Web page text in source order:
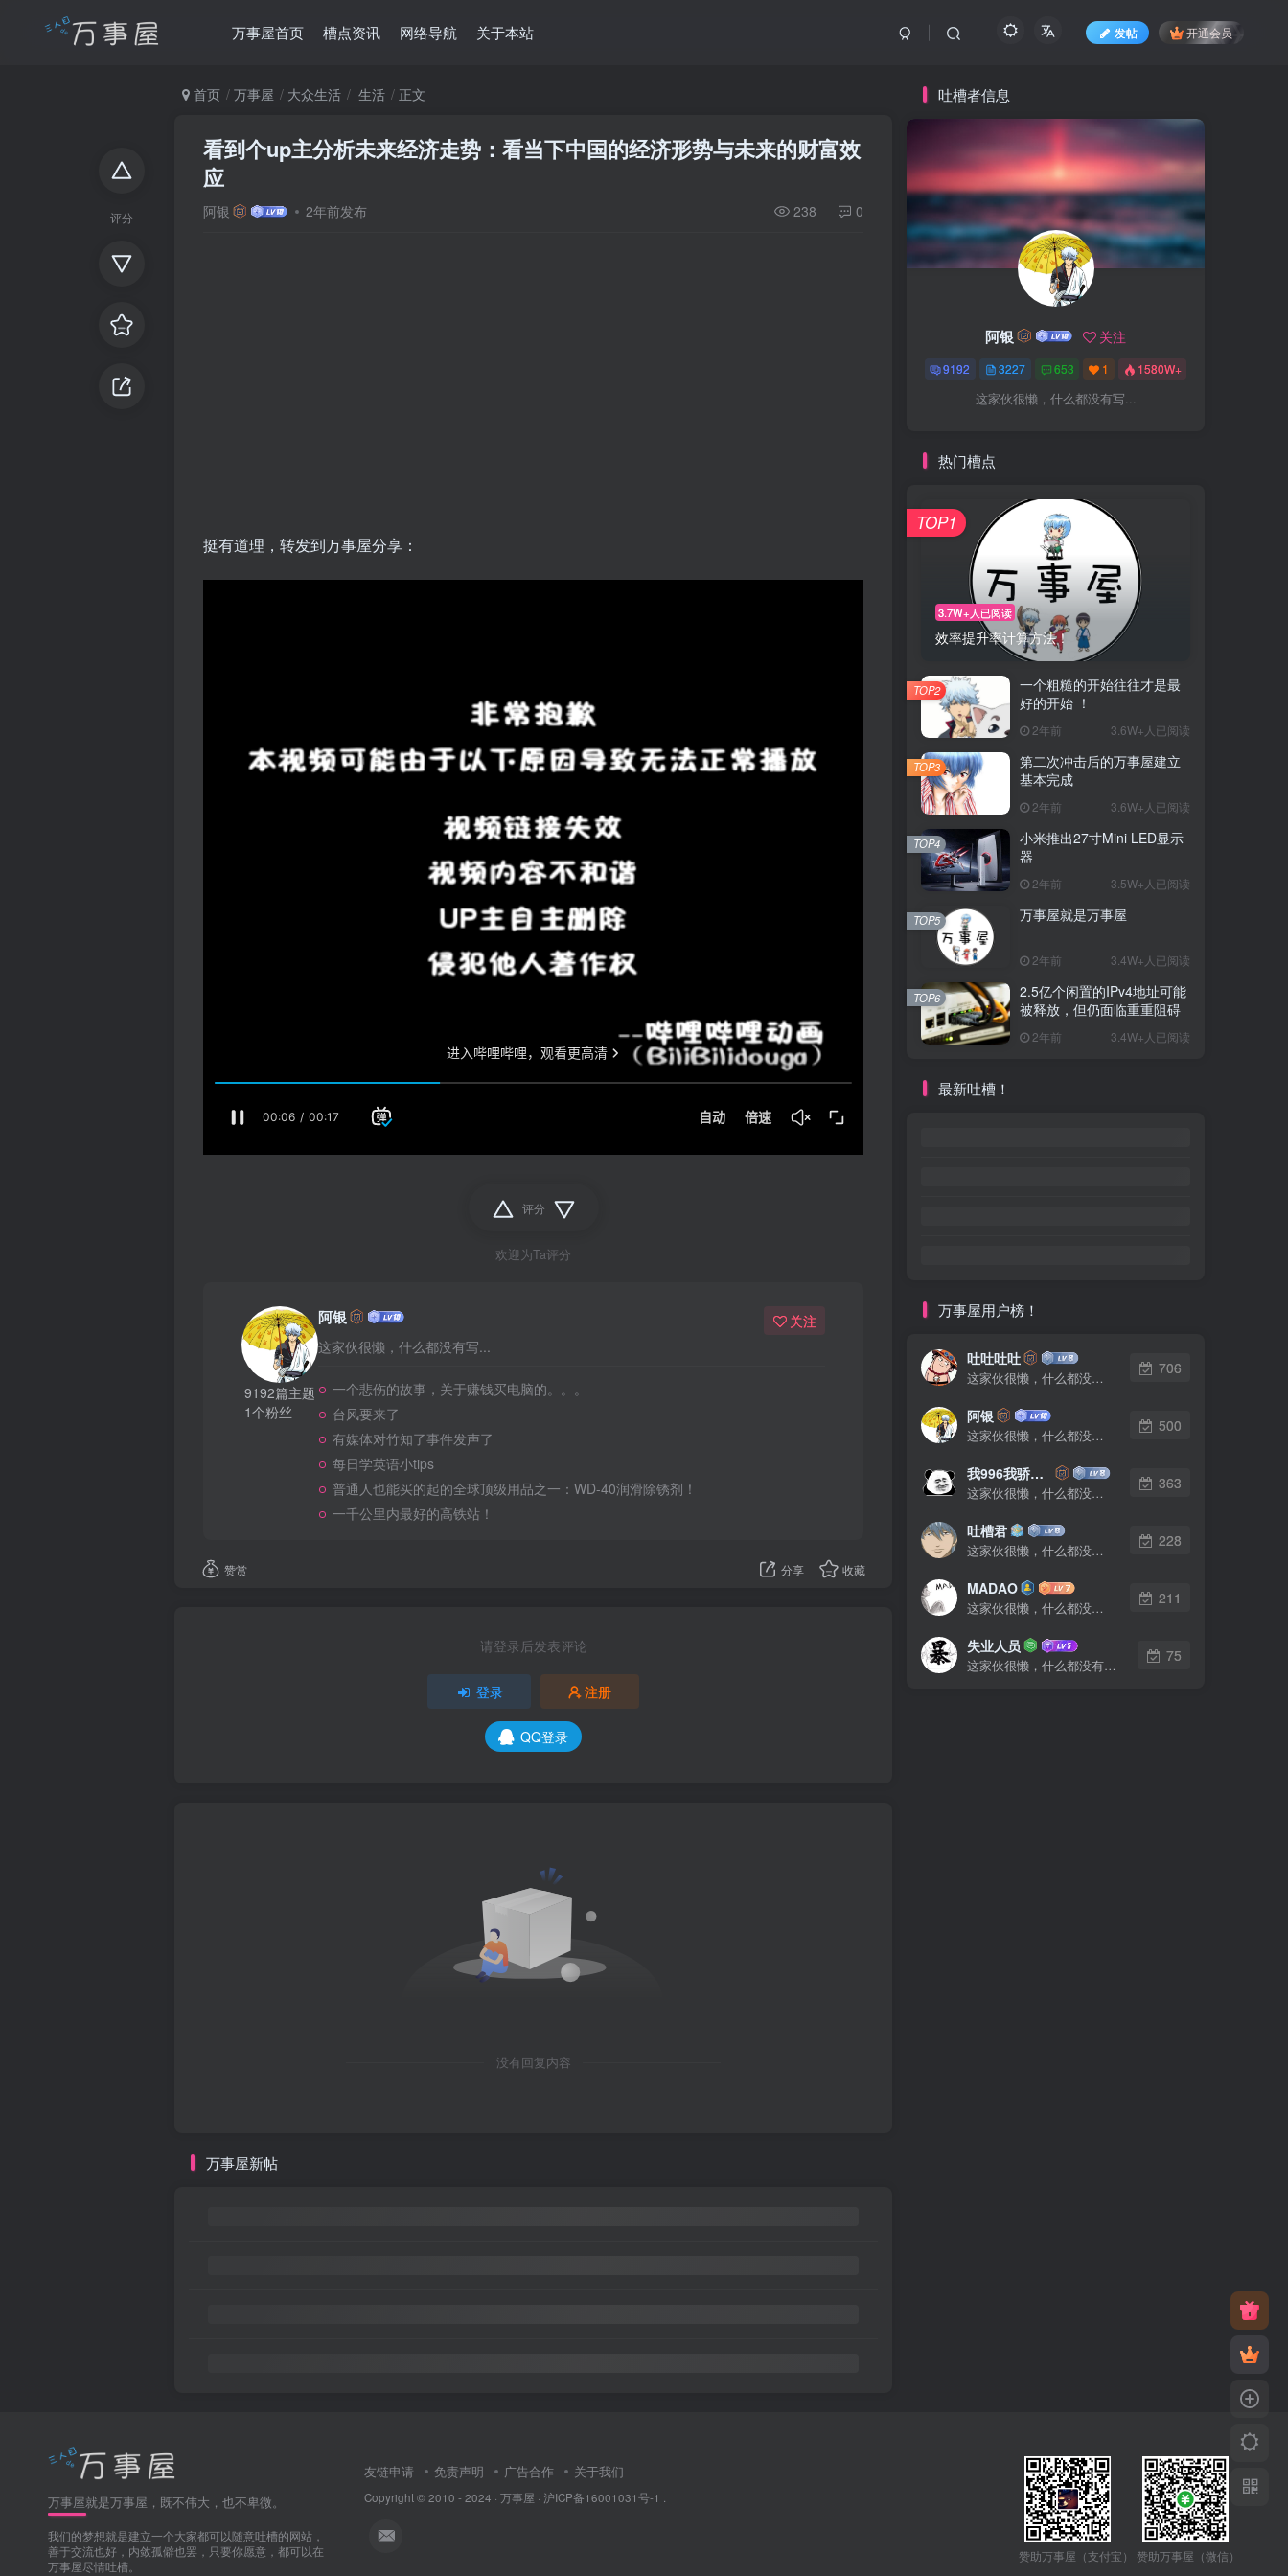
万事屋首页 槽点资讯 网络导航 关于本站 发帖 开通会员
评分
首页 万事屋 大众生活 生活 正文
看到个up主分析未来经济走势：看当下中国的经济形势与未来的财富效
应
阿银 2年前发布 238 0
挺有道理，转发到万事屋分享：
评分
欢迎为Ta评分
9192篇主题
1个粉丝
阿银
这家伙很懒，什么都没有写...
关注
一个悲伤的故事，关于赚钱买电脑的。。。
台风要来了
有媒体对竹知了事件发声了
每日学英语小tips
普通人也能买的起的全球顶级用品之一：WD-40润滑除锈剂！
一千公里内最好的高铁站！
赞赏 分享 收藏
请登录后发表评论
登录 注册
QQ登录
没有回复内容
万事屋新帖
吐槽者信息
阿银 关注
9192 3227 653 1 1580W+
这家伙很懒，什么都没有写...
热门槽点
3.7W+人已阅读
效率提升率计算方法！
TOP1
一个粗糙的开始往往才是最
好的开始 ！
2年前 3.6W+人已阅读
TOP2
第二次冲击后的万事屋建立
基本完成
2年前 3.6W+人已阅读
TOP3
小米推出27寸Mini LED显示
器
2年前 3.5W+人已阅读
TOP4
万事屋就是万事屋
2年前 3.4W+人已阅读
TOP5
2.5亿个闲置的IPv4地址可能
被释放，但仍面临重重阻碍
2年前 3.4W+人已阅读
TOP6
最新吐槽！
万事屋用户榜！
吐吐吐吐
这家伙很懒，什么都没有写...
706
阿银
这家伙很懒，什么都没有写...
500
我996我骄傲了么
这家伙很懒，什么都没有写...
363
吐槽君
这家伙很懒，什么都没有写...
228
MADAO
这家伙很懒，什么都没有写...
211
失业人员
这家伙很懒，什么都没有写...
75
万事屋就是万事屋，既不伟大，也不卑微。
我们的梦想就是建立一个大家都可以随意吐槽的网站，
善于交流也好，内敛孤僻也罢，只要你愿意，都可以在
万事屋尽情吐槽。
友链申请 免责声明 广告合作 关于我们
Copyright © 2010 - 2024 · 万事屋 · 沪ICP备16001031号-1
赞助万事屋（支付宝） 赞助万事屋（微信）